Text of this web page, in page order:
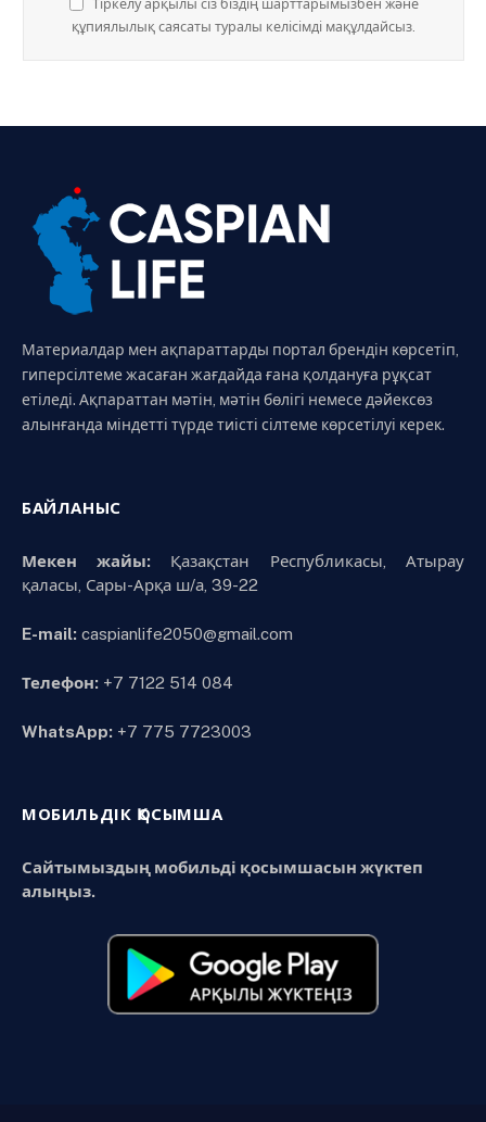
Тіркелу арқылы сіз біздің шарттарымызбен және
құпиялылық саясаты туралы келісімді мақұлдайсыз.
Материалдар мен ақпараттарды портал брендін көрсетіп,
гиперсілтеме жасаған жағдайда ғана қолдануға рұқсат
етіледі. Ақпараттан мәтін, мәтін бөлігі немесе дәйексөз
алынғанда міндетті түрде тиісті сілтеме көрсетілуі керек.
БАЙЛАНЫС
Мекен жайы:Қазақстан Республикасы, Атырау
қаласы, Сары-Арқа ш/а, 39-22
E-mail: caspianlife2050@gmail.com
Телефон: +7 7122 514 084
WhatsApp: +7 775 7723003
МОБИЛЬДІК ҚОСЫМША
Сайтымыздың мобильді қосымшасын жүктеп
алыңыз.